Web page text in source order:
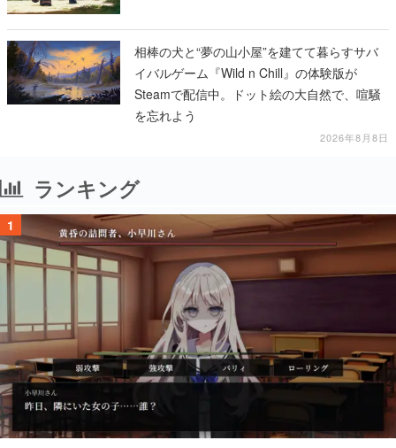
相棒の犬と“夢の山小屋”を建てて暮らすサバ
イバルゲーム『Wild n Chill』の体験版が
Steamで配信中。ドット絵の大自然で、喧騒
を忘れよう
2026年8月8日
ランキング
1